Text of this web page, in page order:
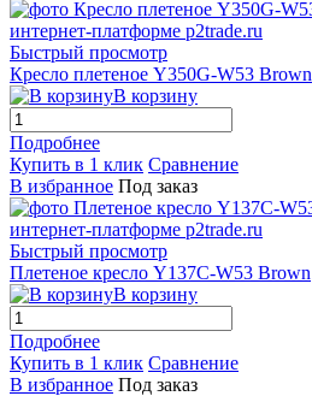
Быстрый просмотр
Кресло плетеное Y350G-W53 Brown
В корзину
Подробнее
Купить в 1 клик Сравнение
В избранное Под заказ
Быстрый просмотр
Плетеное кресло Y137C-W53 Brown
В корзину
Подробнее
Купить в 1 клик Сравнение
В избранное Под заказ